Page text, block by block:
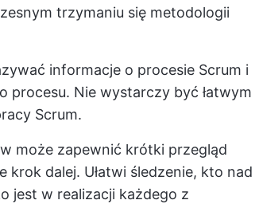
trzymaniu się metodologii
informacje o procesie Scrum i
procesu. Nie wystarczy być łatwym
Scrum.
może zapewnić krótki przegląd
krok dalej. Ułatwi śledzenie, kto nad
jest w realizacji każdego z